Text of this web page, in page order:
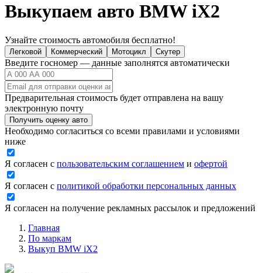
Выкупаем авто BMW iX2
Узнайте стоимость автомобиля бесплатно!
Легковой Коммерческий Мотоцикл Скутер
Введите госномер — данные заполнятся автоматически
Предварительная стоимость будет отправлена на вашу
электронную почту
Получить оценку авто
Необходимо согласиться со всеми правилами и условиями
ниже
Я согласен с пользовательским соглашением и офертой
Я согласен с политикой обработки персональных данных
Я согласен на получение рекламных рассылок и предложений
Главная
По маркам
Выкуп BMW iX2